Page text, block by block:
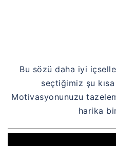
Bu sözü daha iyi
seçtiğimiz şu
Motivasyonunuzu
harika